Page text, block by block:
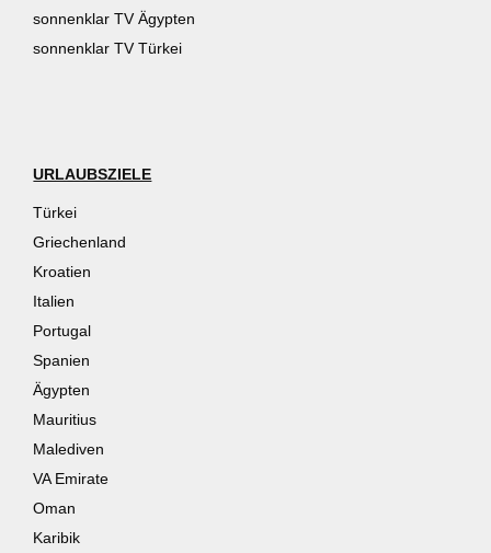
sonnenklar TV Ägypten
sonnenklar TV Türkei
URLAUBSZIELE
Türkei
Griechenland
Kroatien
Italien
Portugal
Spanien
Ägypten
Mauritius
Malediven
VA Emirate
Oman
Karibik